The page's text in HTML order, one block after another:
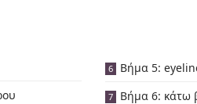
Βήμα 5:
Βήμα 6: κάτω